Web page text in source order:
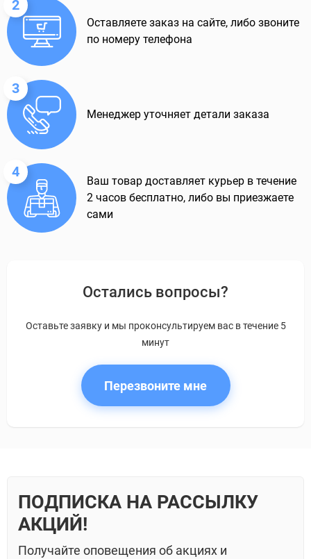
2
Оставляете заказ на сайте, либо звоните
по номеру телефона
3
Менеджер уточняет детали заказа
4
Ваш товар доставляет курьер в течение
2 часов бесплатно, либо вы приезжаете
сами
Остались вопросы?
Оставьте заявку и мы проконсультируем вас в течение 5
минут
Перезвоните мне
ПОДПИСКА НА РАССЫЛКУ
АКЦИЙ!
Получайте оповещения об акциях и